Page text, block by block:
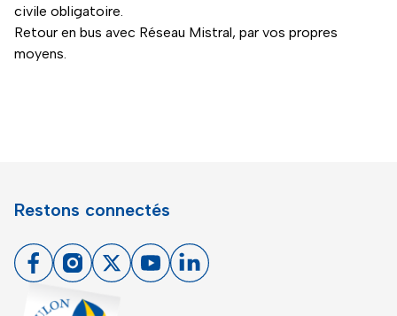
civile obligatoire.
Retour en bus avec Réseau Mistral, par vos propres
moyens.
Restons connectés
FacebookInstagram
X YoutubeLinkedin